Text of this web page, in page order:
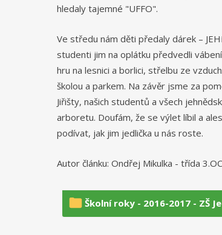
hledaly tajemné "UFFO".
Ve středu nám děti předaly dárek –
studenti jim na oplátku předvedli
hru na lesnici a borlici, střelbu ze
školou a parkem. Na závěr jsme za
Jiřišty, našich studentů a všech
arboretu. Doufám, že se výlet líbil a
podívat, jak jim jedlička u nás roste.
Autor článku: Ondřej Mikulka - třída 3.OC
Školní roky - 2016-2017 - ZŠ